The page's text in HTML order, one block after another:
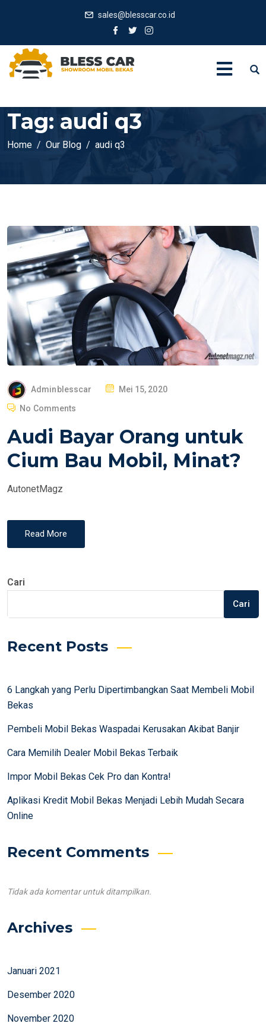
sales@blesscar.co.id
Tag: audi q3
Home Our Blog audi q3
Adminblesscar
P
D
Mei 15, 2020
No Comments
Audi Bayar Orang untuk
Cium Bau Mobil, Minat?
AutonetMagz
Read More
Cari
Cari
Recent Posts
6 Langkah yang Perlu Dipertimbangkan Saat Membeli Mobil
Bekas
Pembeli Mobil Bekas Waspadai Kerusakan Akibat Banjir
Cara Memilih Dealer Mobil Bekas Terbaik
Impor Mobil Bekas Cek Pro dan Kontra!
Aplikasi Kredit Mobil Bekas Menjadi Lebih Mudah Secara
Online
Recent Comments
Tidak ada komentar untuk ditampilkan.
Archives
Januari 2021
Desember 2020
November 2020